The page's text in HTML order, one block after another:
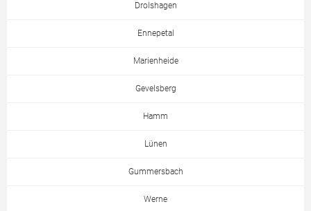
Drolshagen
Ennepetal
Marienheide
Gevelsberg
Hamm
Lünen
Gummersbach
Werne